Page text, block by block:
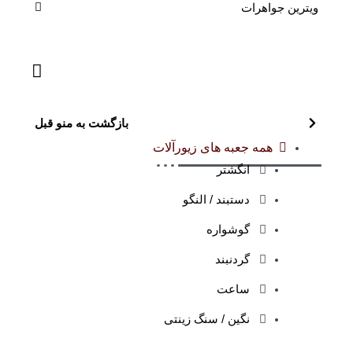
ویترین جواهرات
بازگشت به منو قبل
همه جعبه های زیورآلات
انگشتر
دستبند / النگو
گوشواره
گردنبند
ساعت
نگین / سنگ زینتی